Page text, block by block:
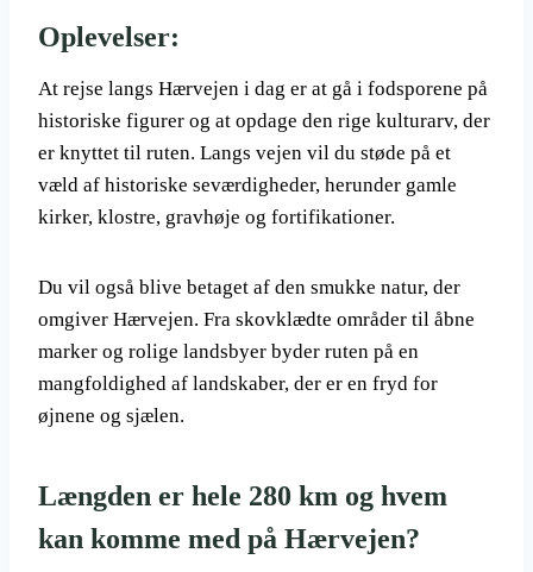
Oplevelser:
At rejse langs Hærvejen i dag er at gå i fodsporene på
historiske figurer og at opdage den rige kulturarv, der
er knyttet til ruten. Langs vejen vil du støde på et
væld af historiske seværdigheder, herunder gamle
kirker, klostre, gravhøje og fortifikationer.
Du vil også blive betaget af den smukke natur, der
omgiver Hærvejen. Fra skovklædte områder til åbne
marker og rolige landsbyer byder ruten på en
mangfoldighed af landskaber, der er en fryd for
øjnene og sjælen.
Længden er hele 280 km og hvem
kan komme med på Hærvejen?